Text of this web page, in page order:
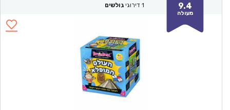
9.4
מעולה
1 דירוגי גולשים